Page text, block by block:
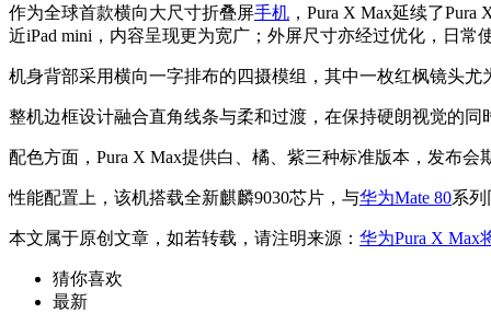
作为全球首款横向大尺寸折叠屏手机 ，Pura X Max延续了
近iPad mini，内容呈现更为宽广；外屏尺寸亦经过优化，日常
机身背部采用横向一字排布的四摄模组，其中一枚红枫镜头
整机边框设计融合直角线条与柔和过渡，在保持硬朗视觉的
配色方面，Pura X Max提供白、橘、紫三种标准版本，发布会
性能配置上，该机搭载全新麒麟9030芯片，与华为Mate 80系列
本文属于原创文章，如若转载，请注明来源： 华为Pura X Max
猜你喜欢
最新